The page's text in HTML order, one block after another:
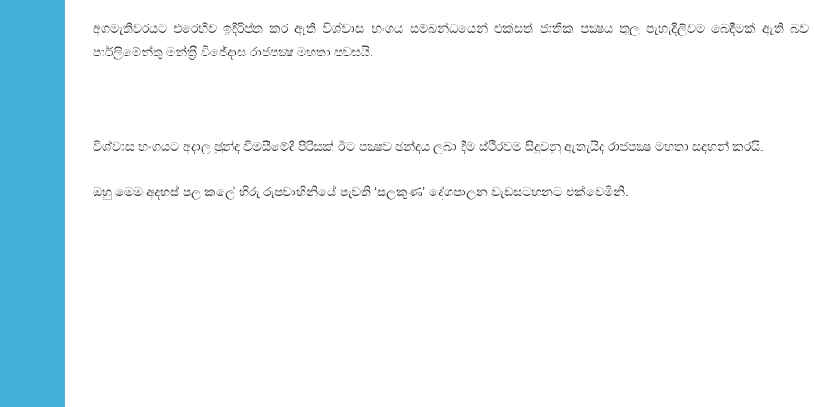
අගමැතිවරයට එරෙහිව ඉදිරිප්ත කර ඇති විශ්වාස භංගය සම්බන්ධයෙන් එක්සත් ජාතික පක්‍ෂය තුල පැහැදිලිවම බෙදීමක් ඇති බව
පාර්ලිමේන්තු මන්ත‍්‍රී විජේදාස රාජපක්‍ෂ මහතා පවසයි.
විශ්වාස භංගයට අදාල ඡුන්ද විමසීමේදී පිරිසක් ඊට පක්‍ෂව ඡන්දය ලබා දීම ස්ථිරවම සිදුවනු ඇතැයිද රාජපක්‍ෂ මහතා සදහන් කරයි.
ඔහු මෙම අදහස් පල කලේ හිරු රූපවාහිනියේ පැවති ‘සලකුණ’ දේශපාලන වැඩසටහනට එක්වෙමිනි.